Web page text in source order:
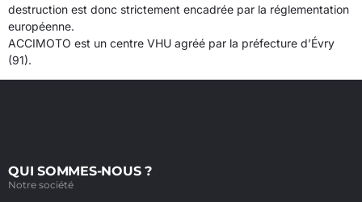
destruction est donc strictement encadrée par la réglementation
européenne.
ACCIMOTO est un centre VHU agréé par la préfecture d’Évry
(91).
QUI SOMMES-NOUS ?
Notre société